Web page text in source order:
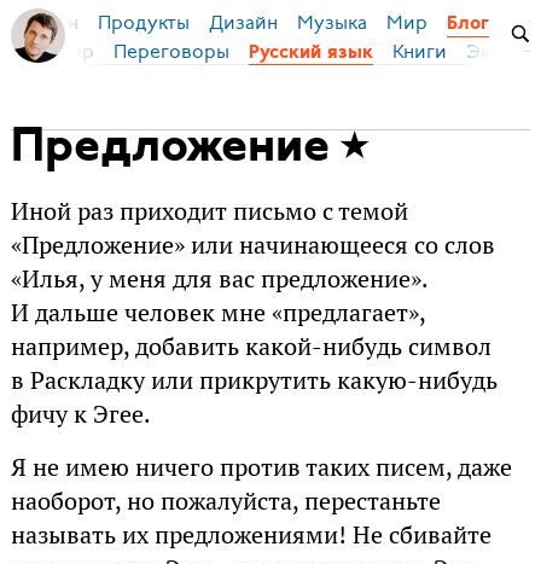
Бирман Продукты Дизайн Музыка Мир Блог
Мир Переговоры Русский язык Книги
Предложение
Иной раз приходит письмо с темой
«Предложение» или начинающееся со слов
«Илья, у меня для вас предложение».
И дальше человек мне «предлагает»,
например, добавить какой-нибудь символ
в Раскладку или прикрутить какую-нибудь
фичу к Эгее.
Я не имею ничего против таких писем, даже
наоборот, но пожалуйста, перестаньте
называть их предложениями! Не сбивайте